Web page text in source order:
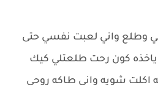
وطلع واني لعبت نفسي حتى
ياخذه كون رحت طلعتلي كيك
اكلت شويه واني طاكه روحي